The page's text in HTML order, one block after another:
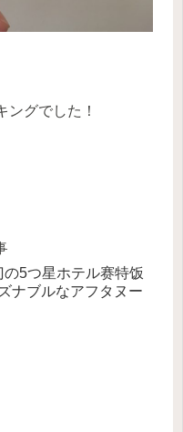
ングでした！
の5つ星ホテル赛特饭
ナブルなアフタヌー